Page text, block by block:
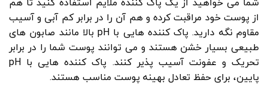
از پوست خود مراقبت کرده و هم آن را در برابر کم آبی و آسیب
مقاوم نگه دارید. پاک کننده هایی با pH بالا مانند صابون های
طبیعی بسیار خشن هستند و می توانند پوست شما را در برابر
تحریک و عفونت آسیب پذیر کنند. پاک کننده هایی با pH
پایین، برای حفظ تعادل بهینه پوست مناسب هستند.